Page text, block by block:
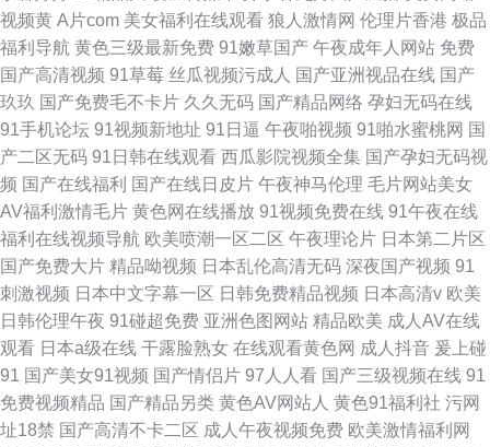
视频黄 A片com 美女福利在线观看 狼人激情网 伦理片香港 极品
福利导航 黄色三级最新免费 91嫩草国产 午夜成年人网站 免费
国产高清视频 91草莓 丝瓜视频污成人 国产亚洲视品在线 国产
玖玖 国产免费毛不卡片 久久无码 国产精品网络 孕妇无码在线
91手机论坛 91视频新地址 91日逼 午夜啪视频 91啪水蜜桃网 国
产二区无码 91日韩在线观看 西瓜影院视频全集 国产孕妇无码视
频 国产在线福利 国产在线日皮片 午夜神马伦理 毛片网站美女
AV福利激情毛片 黄色网在线播放 91视频免费在线 91午夜在线
福利在线视频导航 欧美喷潮一区二区 午夜理论片 日本第二片区
国产免费大片 精品呦视频 日本乱伦高清无码 深夜国产视频 91
刺激视频 日本中文字幕一区 日韩免费精品视频 日本高清v 欧美
日韩伦理午夜 91碰超免费 亚洲色图网站 精品欧美 成人AV在线
观看 日本a级在线 干露脸熟女 在线观看黄色网 成人抖音 爰上碰
91 国产美女91视频 国产情侣片 97人人看 国产三级视频在线 91
免费视频精品 国产精品另类 黄色AV网站人 黄色91福利社 污网
址18禁 国产高清不卡二区 成人午夜视频免费 欧美激情福利网